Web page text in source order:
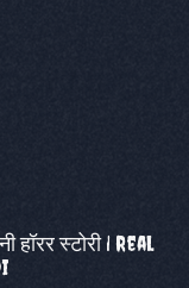
हॉरर स्टोरी | Real